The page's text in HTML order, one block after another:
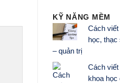
KỸ NĂNG MỀM
Cách viết
học, thạc
– quản trị
Cách
khoa học